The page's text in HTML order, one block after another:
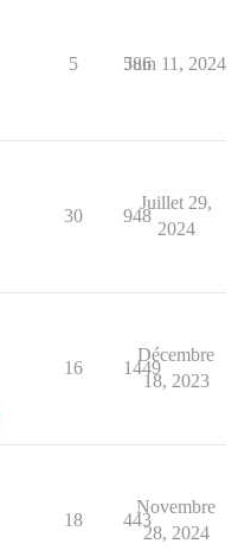
5 586
Juin 11, 2024
30 948
Juillet 29,
2024
16 1449
Décembre
18, 2023
18 443
Novembre
28, 2024